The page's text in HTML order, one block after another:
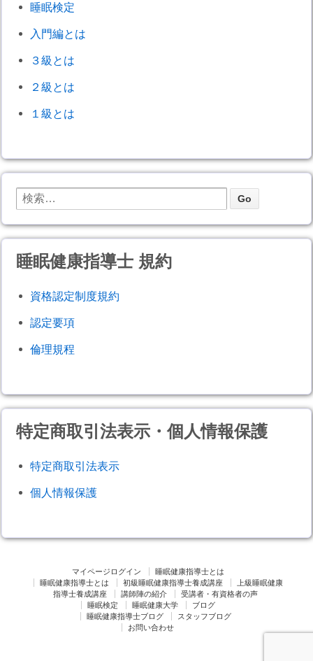
睡眠検定
入門編とは
３級とは
２級とは
１級とは
睡眠健康指導士 規約
資格認定制度規約
認定要項
倫理規程
特定商取引法表示・個人情報保護
特定商取引法表示
個人情報保護
マイページログイン
睡眠健康指導士とは
睡眠健康指導士とは
初級睡眠健康指導士養成講座
上級睡眠健康
指導士養成講座
講師陣の紹介
受講者・有資格者の声
睡眠検定
睡眠健康大学
ブログ
睡眠健康指導士ブログ
スタッフブログ
お問い合わせ